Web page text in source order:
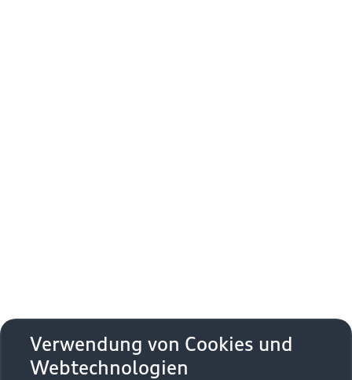
Zurück nach oben
Modelle
Verwendung von Cookies und
Webtechnologien